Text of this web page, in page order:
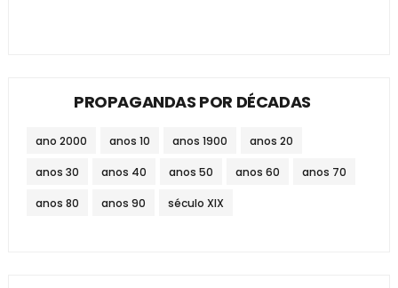
PROPAGANDAS POR DÉCADAS
ano 2000 anos 10 anos 1900 anos 20
anos 30 anos 40 anos 50 anos 60 anos 70
anos 80 anos 90 século XIX